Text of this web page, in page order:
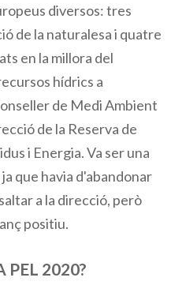
diversos: tres
de la naturalesa i quatre
en la millora del
hídrics a
de Medi Ambient
de la Reserva de
i Energia. Va ser una
que havia d'abandonar
a la direcció, però
positiu.
PEL 2020?